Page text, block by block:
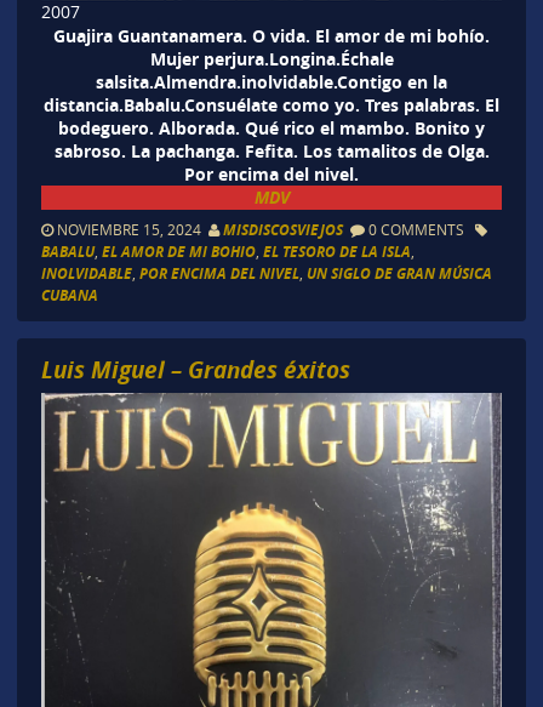
2007
Guajira Guantanamera. O vida. El amor de mi bohío.
Mujer perjura.Longina.Échale
salsita.Almendra.inolvidable.Contigo en la
distancia.Babalu.Consuélate como yo. Tres palabras. El
bodeguero. Alborada. Qué rico el mambo. Bonito y
sabroso. La pachanga. Fefita. Los tamalitos de Olga.
Por encima del nivel.
MDV
NOVIEMBRE 15, 2024 MISDISCOSVIEJOS 0 COMMENTS
BABALU, EL AMOR DE MI BOHIO, EL TESORO DE LA ISLA
INOLVIDABLE, POR ENCIMA DEL NIVEL, UN SIGLO DE GRAN MÚSICA
CUBANA
Luis Miguel – Grandes éxitos